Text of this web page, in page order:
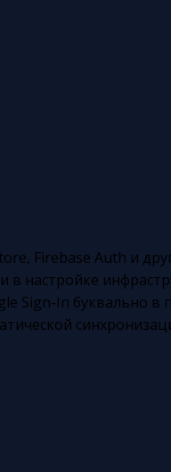
Firebase Auth и
в настройке
Sign-In буквально в